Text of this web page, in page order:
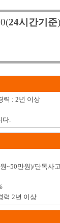
(24시간기준)
력 : 2년 이상
다.
~50만원)/단독사
력 2년 이상